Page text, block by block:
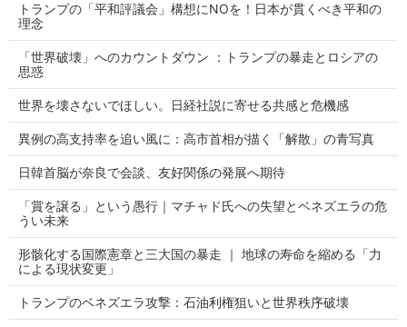
トランプの「平和評議会」構想にNOを！日本が貫くべき平和の
理念
「世界破壊」へのカウントダウン ：トランプの暴走とロシアの
思惑
世界を壊さないでほしい。日経社説に寄せる共感と危機感
異例の高支持率を追い風に：高市首相が描く「解散」の青写真
日韓首脳が奈良で会談、友好関係の発展へ期待
「賞を譲る」という愚行｜マチャド氏への失望とベネズエラの危
うい未来
形骸化する国際憲章と三大国の暴走 ｜ 地球の寿命を縮める「力
による現状変更」
トランプのベネズエラ攻撃：石油利権狙いと世界秩序破壊